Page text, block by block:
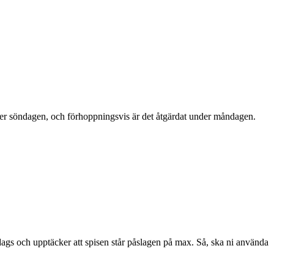
söndagen, och förhoppningsvis är det åtgärdat under måndagen.
och upptäcker att spisen står påslagen på max. Så, ska ni använda